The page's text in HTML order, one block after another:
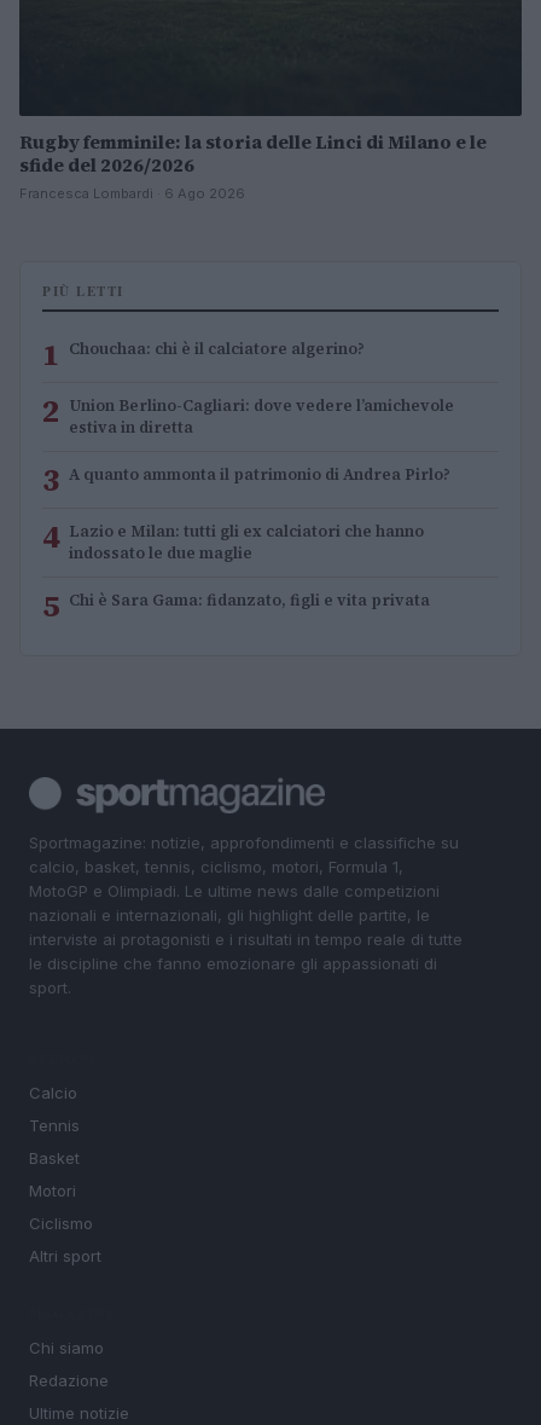
Rugby femminile: la storia delle Linci di Milano e le
sfide del 2026/2026
Francesca Lombardi · 6 Ago 2026
PIÙ LETTI
1 Chouchaa: chi è il calciatore algerino?
2 Union Berlino-Cagliari: dove vedere l’amichevole
estiva in diretta
3 A quanto ammonta il patrimonio di Andrea Pirlo?
4 Lazio e Milan: tutti gli ex calciatori che hanno
indossato le due maglie
5 Chi è Sara Gama: fidanzato, figli e vita privata
Sportmagazine: notizie, approfondimenti e classifiche su
calcio, basket, tennis, ciclismo, motori, Formula 1,
MotoGP e Olimpiadi. Le ultime news dalle competizioni
nazionali e internazionali, gli highlight delle partite, le
interviste ai protagonisti e i risultati in tempo reale di tutte
le discipline che fanno emozionare gli appassionati di
sport.
Calcio
Tennis
Basket
Motori
Ciclismo
Altri sport
Chi siamo
Redazione
Ultime notizie